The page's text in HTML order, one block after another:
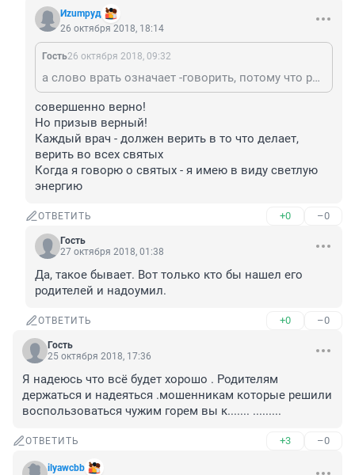
Иzumруд
26 октября 2018, 18:14
Гость26 октября 2018, 09:32
а слово врать означает -говорить, потому что раньше лечили заговорами. Это только сейчас слово приобрело негативное значение.
совершенно верно!
Но призыв верный!
Каждый врач - должен верить в то что делает,
верить во всех святых
Когда я говорю о святых - я имею в виду светлую
энергию
ОТВЕТИТЬ +0 –0
Гость
27 октября 2018, 01:38
Да, такое бывает. Вот только кто бы нашел его
родителей и надоумил.
ОТВЕТИТЬ +0 –0
Гость
25 октября 2018, 17:36
Я надеюсь что всё будет хорошо . Родителям
держаться и надеяться .мошенникам которые решили
воспользоваться чужим горем вы к....... .........
ОТВЕТИТЬ +3 –0
ilyawcbb